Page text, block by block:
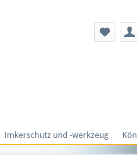
Imkerschutz und -werkzeug